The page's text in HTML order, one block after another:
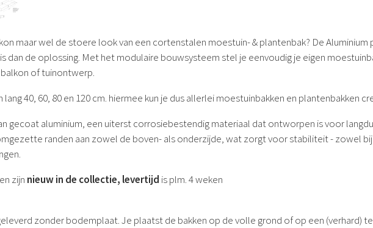
maar wel de stoere look van een cortenstalen moestuin- & plantenbak? De Aluminium
dan de oplossing. Met het modulaire bouwsysteem stel je eenvoudig je eigen
of tuinontwerp.
40, 60, 80 en 120 cm. hiermee kun je dus allerlei moestuinbakken en plantenbakken
gecoat aluminium, een uiterst corrosiebestendig materiaal dat ontworpen is voor
randen aan zowel de boven- als onderzijde, wat zorgt voor stabiliteit - zowel
zijn nieuw in de collectie, levertijd is plm. 4 weken
zonder bodemplaat. Je plaatst de bakken op de volle grond of op een (verhard)